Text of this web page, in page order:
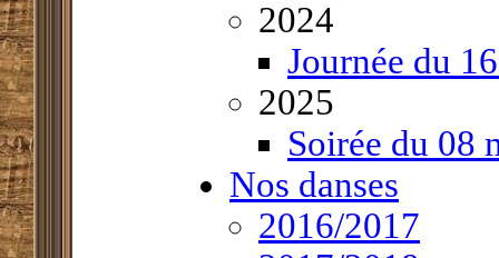
2024
Journée du
2025
Soirée du 08
Nos danses
2016/2017